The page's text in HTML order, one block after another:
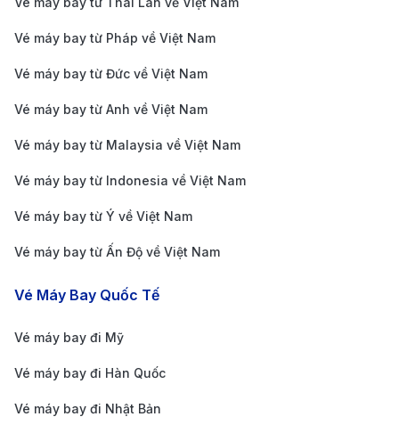
sân bay Song Lưu là điểm khởi đầu lý tưởng cho hành
quanh.
Cách di chuyển từ sân bay Song Lưu đến trung tâm
Thành Đô
Từ sân bay Song Lưu, bạn có thể lựa chọn một số
trung tâm Thành Đô:
Xe buýt sân bay: Xe buýt từ sân bay Song Lưu là
phương tiện di chuyển tiện lợi và tiết kiệm cho hành
trung tâm Thành Đô và các khu vực khác như Ga
xe lửa Thành Đô, hành khách chỉ cần trả từ 10 đến
12 CNY (khoảng 35,000 - 42,000 VND). Thời gian
Vé máy bay từ Pháp về Việt Nam
Vé máy bay từ Đức về Việt Nam
Vé máy bay từ Anh về Việt Nam
Vé máy bay từ Malaysia về Việt Nam
Vé máy bay từ Indonesia về Việt Nam
Vé máy bay từ Ý về Việt Nam
Vé máy bay từ Ấn Độ về Việt Nam
Vé Máy Bay Quốc Tế
Vé máy bay đi Mỹ
Vé máy bay đi Hàn Quốc
Vé máy bay đi Nhật Bản